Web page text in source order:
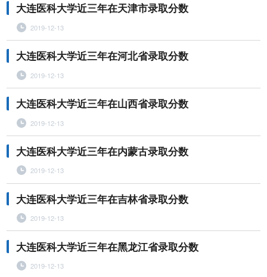
大连医科大学近三年在天津市录取分数
2019-12-13
大连医科大学近三年在河北省录取分数
2019-12-13
大连医科大学近三年在山西省录取分数
2019-12-13
大连医科大学近三年在内蒙古录取分数
2019-12-13
大连医科大学近三年在吉林省录取分数
2019-12-13
大连医科大学近三年在黑龙江省录取分数
2019-12-13